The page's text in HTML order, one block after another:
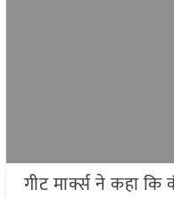
गीट मार्क्स ने कहा